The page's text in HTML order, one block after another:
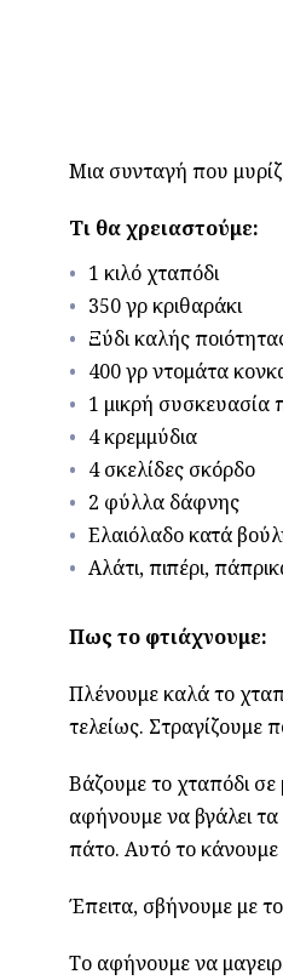
Μια συνταγή που
Τι θα χρειαστούμε:
1 κιλό χταπόδι
350 γρ κριθαράκι
Ξύδι καλής
400 γρ ντομάτα
1 μικρή συσκευασία
4 κρεμμύδια
4 σκελίδες σκόρδο
2 φύλλα δάφνης
Ελαιόλαδο κατά
Αλάτι, πιπέρι,
Πως το φτιάχνουμε:
Πλένουμε καλά το
τελείως. Στραγίζουμε
Βάζουμε το χταπόδι
αφήνουμε να βγάλει τα
πάτο. Αυτό το κάνουμε
Έπειτα, σβήνουμε με
Το αφήνουμε να